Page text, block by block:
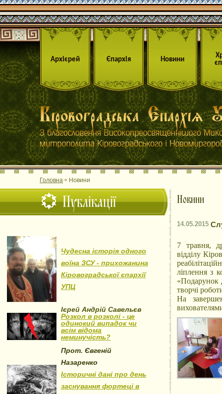
Архієрей Єпархія Новини
Головна Новини
Публікації
Чудесна історія одного
воїна ЗСУ - прихожанина
Кіровоградської єпархії
УПЦ
Ієрей Андрій Савельєв
Розкол в розколі - це
одинокий випадок чи
всім відома
неминучість?
Прот. Євгеній
Назаренко
Історичні дані про день
заснування фортеці в
Новини
14.05.2015
7 травня,
відділу
ліплення з
«Подарунок
творчі
На